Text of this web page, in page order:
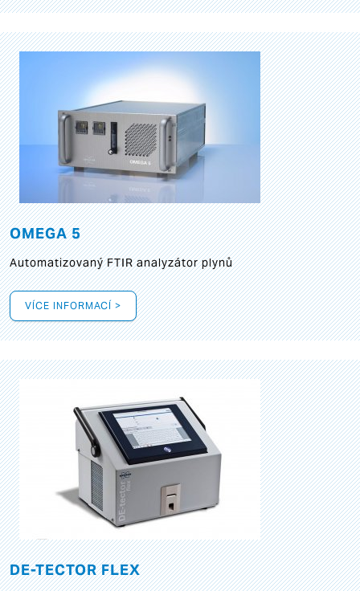
OMEGA 5
Automatizovaný FTIR analyzátor plynů
VÍCE INFORMACÍ >
DE-TECTOR FLEX